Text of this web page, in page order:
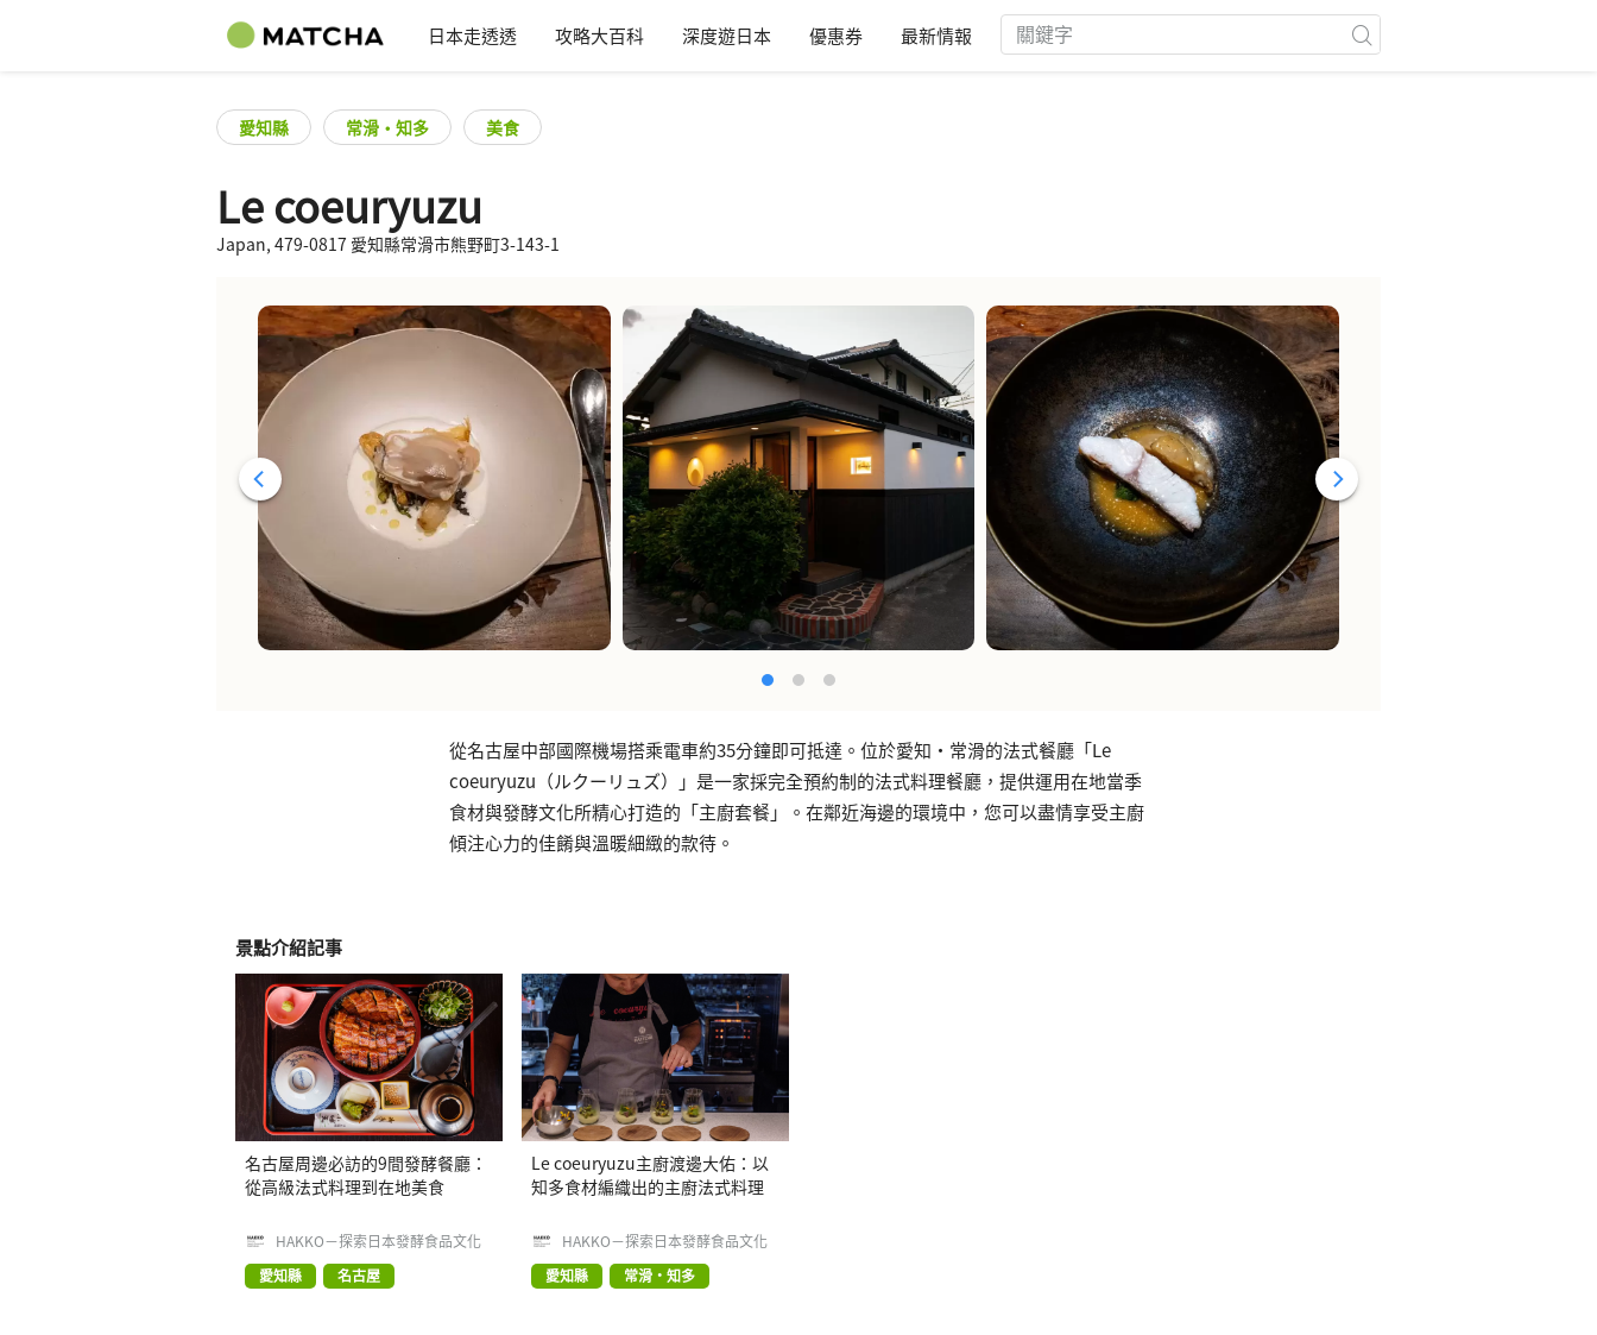
日本走透透 攻略大百科 深度遊日本 優惠券 最新情報
愛知縣 常滑・知多 美食
Le coeuryuzu
Japan, 479-0817 愛知縣常滑市熊野町3-143-1
從名古屋中部國際機場搭乘電車約35分鐘即可抵達。位於愛知・常滑的法式餐廳「Le
coeuryuzu（ルクーリュズ）」是一家採完全預約制的法式料理餐廳，提供運用在地當季
食材與發酵文化所精心打造的「主廚套餐」。在鄰近海邊的環境中，您可以盡情享受主廚
傾注心力的佳餚與溫暖細緻的款待。
景點介紹記事
名古屋周邊必訪的9間發酵餐廳：
從高級法式料理到在地美食
HAKKO－探索日本發酵食品文化
愛知縣
名古屋
Le coeuryuzu主廚渡邊大佑：以
知多食材編織出的主廚法式料理
HAKKO－探索日本發酵食品文化
愛知縣
常滑・知多